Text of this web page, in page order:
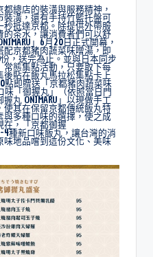
都總店的裝潢與服務精神，
裝潢，還有手持竹籃托盤可
抵達京都。除提供外帶服
茶水，讓消費者們可以舒
」6月20日正式開幕，
京都豬肉蔬菜味噌湯，即
，送完為止。並與日本同步
態集點活動，只要取下每
貼在飯丸馬拉松集點卡上
點即贈送「京都豬肉蔬菜味
味「御握丸」（依照當日門
丸 ONIMARU」以現做手工
其在保留京都傳統飯丸特
多種口味的選擇，使之成
在，「京都御握
4種新口味飯丸，讓台灣的消
地品嚐到這份文化、美味